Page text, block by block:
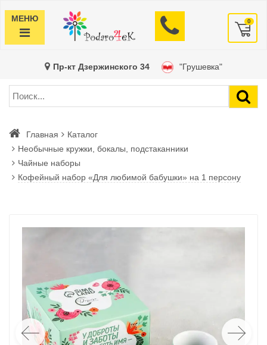
МЕНЮ 0
Пр-кт Дзержинского 34 "Грушевка"
Главная
Каталог
Необычные кружки, бокалы, подстаканники
Чайные наборы
Кофейный набор «Для любимой бабушки» на 1 персону